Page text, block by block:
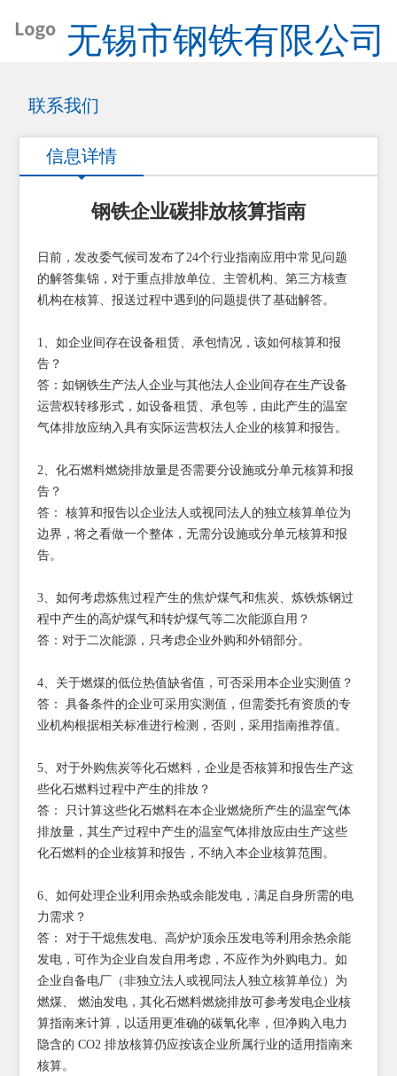
无锡市钢铁有限公司
联系我们
信息详情
钢铁企业碳排放核算指南
日前，发改委气候司发布了24个行业指南应用中常见问题
的解答集锦，对于重点排放单位、主管机构、第三方核查
机构在核算、报送过程中遇到的问题提供了基础解答。
1、如企业间存在设备租赁、承包情况，该如何核算和报
告？
答：如钢铁生产法人企业与其他法人企业间存在生产设备
运营权转移形式，如设备租赁、承包等，由此产生的温室
气体排放应纳入具有实际运营权法人企业的核算和报告。
2、化石燃料燃烧排放量是否需要分设施或分单元核算和报
告？
答： 核算和报告以企业法人或视同法人的独立核算单位为
边界，将之看做一个整体，无需分设施或分单元核算和报
告。
3、如何考虑炼焦过程产生的焦炉煤气和焦炭、炼铁炼钢过
程中产生的高炉煤气和转炉煤气等二次能源自用？
答：对于二次能源，只考虑企业外购和外销部分。
4、关于燃煤的低位热值缺省值，可否采用本企业实测值？
答： 具备条件的企业可采用实测值，但需委托有资质的专
业机构根据相关标准进行检测，否则，采用指南推荐值。
5、对于外购焦炭等化石燃料，企业是否核算和报告生产这
些化石燃料过程中产生的排放？
答： 只计算这些化石燃料在本企业燃烧所产生的温室气体
排放量，其生产过程中产生的温室气体排放应由生产这些
化石燃料的企业核算和报告，不纳入本企业核算范围。
6、如何处理企业利用余热或余能发电，满足自身所需的电
力需求？
答： 对于干熄焦发电、高炉炉顶余压发电等利用余热余能
发电，可作为企业自发自用考虑，不应作为外购电力。如
企业自备电厂（非独立法人或视同法人独立核算单位）为
燃煤、 燃油发电，其化石燃料燃烧排放可参考发电企业核
算指南来计算，以适用更准确的碳氧化率，但净购入电力
隐含的 CO2 排放核算仍应按该企业所属行业的适用指南来
核算。